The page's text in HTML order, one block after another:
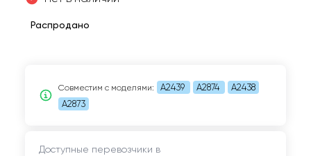
Распродано
Совместим c моделями: A2439 A2874
A2438
A2873
Доступные перевозчики в